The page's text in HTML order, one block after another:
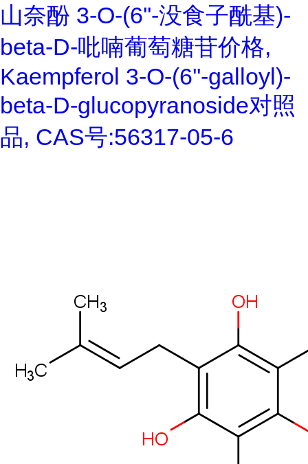
山奈酚 3-O-(6''-没食子酰基)-
beta-D-吡喃葡萄糖苷价格,
Kaempferol 3-O-(6''-galloyl)-
beta-D-glucopyranoside对照
品, CAS号:56317-05-6